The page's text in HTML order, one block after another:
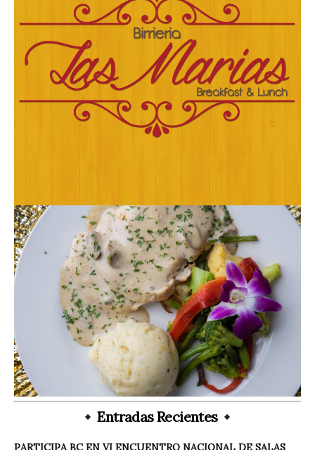
Entradas Recientes
PARTICIPA BC EN VI ENCUENTRO NACIONAL DE SALAS